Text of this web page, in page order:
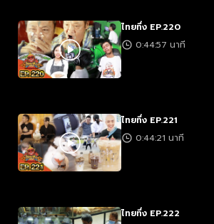
ไทยทึ่ง EP.220
0:44:57 นาที
ไทยทึ่ง EP.221
0:44:21 นาที
ไทยทึ่ง EP.222